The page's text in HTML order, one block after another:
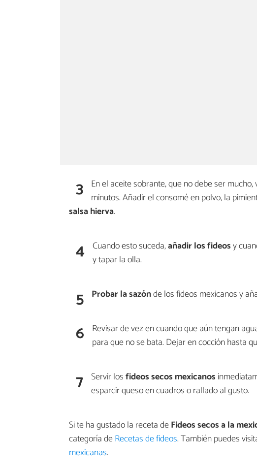
3 En el aceite sobrante, que no debe ser
minutos. Añadir el consomé en polvo, la
salsa hierva.
4 Cuando esto suceda,añadir los fideosy
y tapar la olla.
5 Probar la sazónde los fideos mexicanos y
6 Revisar de vez en cuando que aún tengan
para que no se bata. Dejar en cocción hasta
7 Servir losfideos secos mexicanos
esparcir queso en cuadros o rallado al gusto.
Si te ha gustado la receta deFideos secos a la
categoría deRecetas de fideos. También puedes
mexicanas.